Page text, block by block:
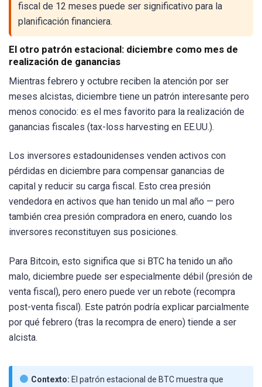
fiscal de 12 meses puede ser significativo para la
planificación financiera.
El otro patrón estacional: diciembre como mes de
realización de ganancias
Mientras febrero y octubre reciben la atención por ser
meses alcistas, diciembre tiene un patrón interesante pero
menos conocido: es el mes favorito para la realización de
ganancias fiscales (tax-loss harvesting en EE.UU.).
Los inversores estadounidenses venden activos con
pérdidas en diciembre para compensar ganancias de
capital y reducir su carga fiscal. Esto crea presión
vendedora en activos que han tenido un mal año — pero
también crea presión compradora en enero, cuando los
inversores reconstituyen sus posiciones.
Para Bitcoin, esto significa que si BTC ha tenido un año
malo, diciembre puede ser especialmente débil (presión de
venta fiscal), pero enero puede ver un rebote (recompra
post-venta fiscal). Este patrón podría explicar parcialmente
por qué febrero (tras la recompra de enero) tiende a ser
alcista.
Contexto: El patrón estacional de BTC muestra que